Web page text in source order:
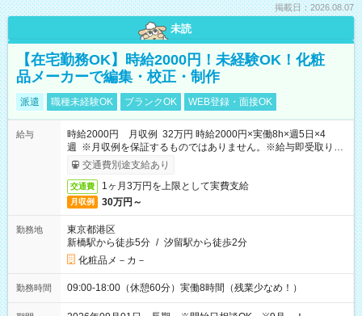
掲載日：2026.08.07
未読
【在宅勤務OK】時給2000円！未経験OK！化粧
品メーカーで編集・校正・制作
派遣 職種未経験OK ブランクOK WEB登録・面接OK
給与
時給2000円 月収例 32万円 時給2000円×実働8h×週5日×4
週 ※月収例を保証するものではありません。※給与即受取りサ
ービス利用可（利用条件有）
交通費別途支給あり
交通費 1ヶ月3万円を上限として実費支給
月収例 30万円～
勤務地
東京都港区
新橋駅から徒歩5分 / 汐留駅から徒歩2分
化粧品メ－カ－
勤務時間 09:00-18:00（休憩60分）実働8時間（残業少なめ！）